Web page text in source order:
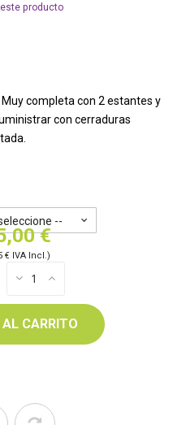
producto
completa con 2 estantes y
con cerraduras
CARRITO
€
€ IVA Incl.)